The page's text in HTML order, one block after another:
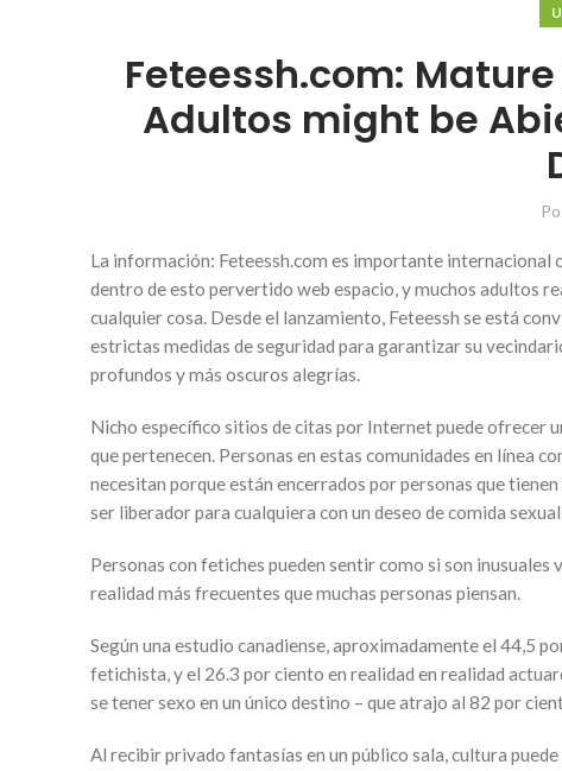
Feteessh.com:
Adultos might be
La información: Feteessh.com es importante internacional
dentro de esto pervertido web espacio, y muchos adultos
cualquier cosa. Desde el lanzamiento, Feteessh se está
estrictas medidas de seguridad para garantizar su
profundos y más oscuros alegrías.
Nicho específico sitios de citas por Internet puede ofrecer
que pertenecen. Personas en estas comunidades en línea
necesitan porque están encerrados por personas que
ser liberador para cualquiera con un deseo de comida
Personas con fetiches pueden sentir como si son
realidad más frecuentes que muchas personas piensan.
Según una estudio canadiense, aproximadamente el 44,5
fetichista, y el 26.3 por ciento en realidad en realidad
se tener sexo en un único destino – que atrajo al 82 por
Al recibir privado fantasías en un público sala, cultura